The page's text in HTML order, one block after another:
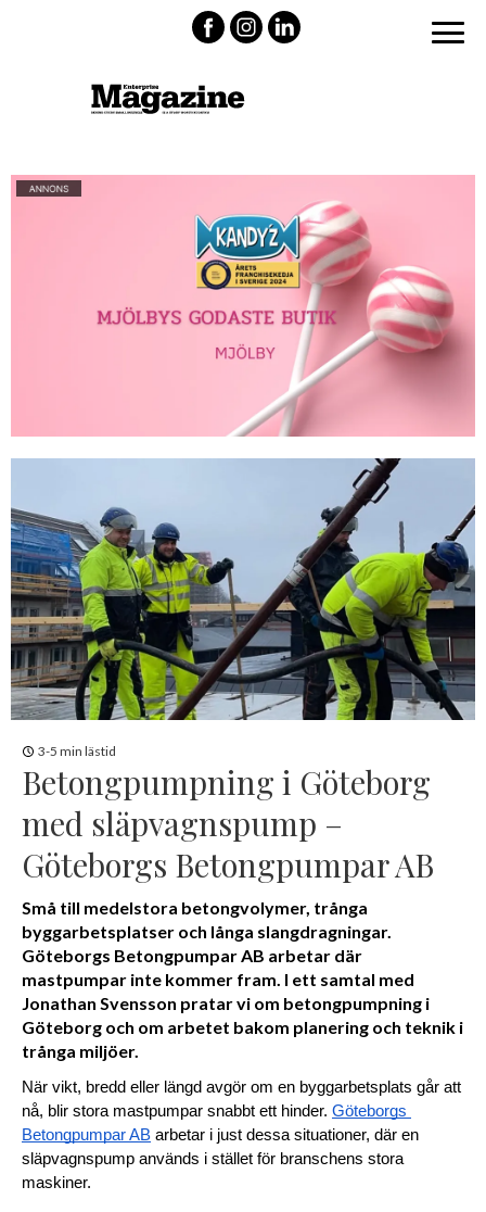
3-5 min lästid
Betongpumpning i Göteborg
med släpvagnspump –
Göteborgs Betongpumpar AB
Små till medelstora betongvolymer, trånga
byggarbetsplatser och långa slangdragningar.
Göteborgs Betongpumpar AB arbetar där
mastpumpar inte kommer fram. I ett samtal med
Jonathan Svensson pratar vi om betongpumpning i
Göteborg och om arbetet bakom planering och teknik i
trånga miljöer.
När vikt, bredd eller längd avgör om en byggarbetsplats går att
nå, blir stora mastpumpar snabbt ett hinder. Göteborgs
Betongpumpar AB arbetar i just dessa situationer, där en
släpvagnspump används i stället för branschens stora
maskiner.